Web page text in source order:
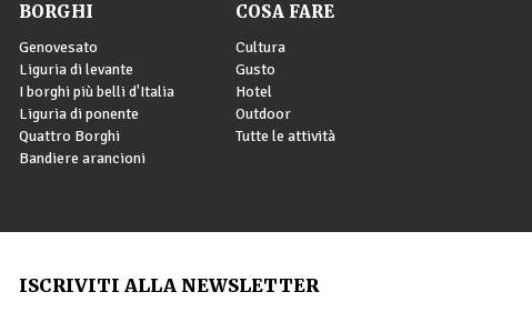
BORGHI
Genovesato
Liguria di levante
I borghi più belli d'Italia
Liguria di ponente
Quattro Borghi
Bandiere arancioni
COSA FARE
Cultura
Gusto
Hotel
Outdoor
Tutte le attività
ISCRIVITI ALLA NEWSLETTER